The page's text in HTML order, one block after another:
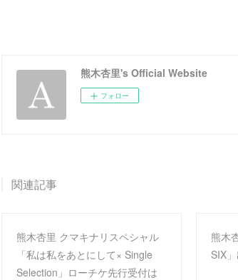
熊木杏里's Official Website
フォロー
関連記事
熊木杏里 クマキナリスペシャル
「私は私をあとにして× Single
Selection」ローチケ先行受付は
熊木
SIX」